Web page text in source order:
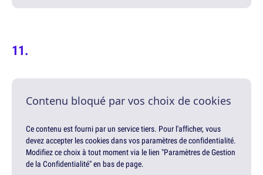
Contenu bloqué par vos choix de cookies
Ce contenu est fourni par un service tiers. Pour l'afficher, vous
devez accepter les cookies dans vos paramètres de confidentialité.
Modifiez ce choix à tout moment via le lien "Paramètres de Gestion
de la Confidentialité" en bas de page.